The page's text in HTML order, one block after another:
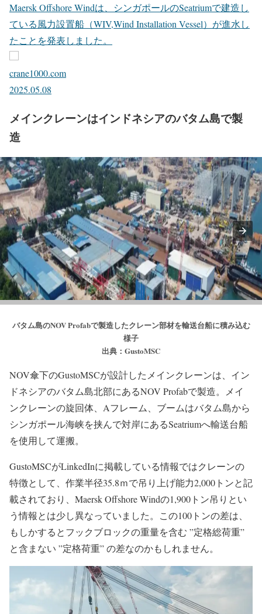
Maersk Offshore Windは、シンガポールのSeatriumで建造し
ている風力設置船（WIV,Wind Installation Vessel）が進水し
たことを発表しました。
crane1000.com
2025.05.08
メインクレーンはインドネシアのバタム島で製
造
バタム島のNOV Profabで製造したクレーン部材を輸送台船に積み込む
様子
出典：GustoMSC
NOV傘下のGustoMSCが設計したメインクレーンは、イン
ドネシアのバタム島北部にあるNOV Profabで製造。メイ
ンクレーンの旋回体、Aフレーム、ブームはバタム島から
シンガポール海峡を挟んで対岸にあるSeatriumへ輸送台船
を使用して運搬。
GustoMSCがLinkedInに掲載している情報ではクレーンの
特徴として、作業半径35.8ｍで吊り上げ能力2,000トンと記
載されており、Maersk Offshore Windの1,900トン吊りとい
う情報とは少し異なっていました。この100トンの差は、
もしかするとフックブロックの重量を含む ”定格総荷重”
と含まない ”定格荷重” の差なのかもしれません。